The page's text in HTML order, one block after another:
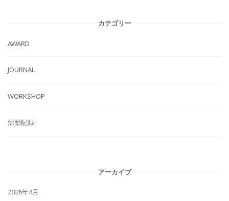
カテゴリー
AWARD
JOURNAL
WORKSHOP
活動記録
アーカイブ
2026年4月